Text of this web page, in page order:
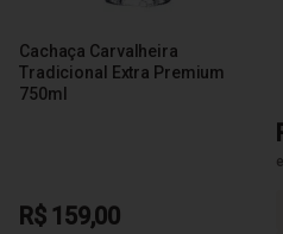
Cachaça Carvalheira
Tradicional Extra Premium
750ml
R$ 159,00